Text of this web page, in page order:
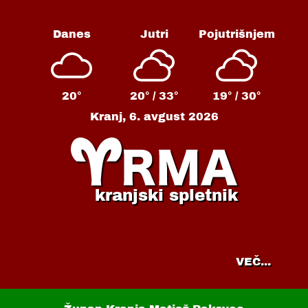
Danes
20°
Jutri
20° / 33°
Pojutrišnjem
19° / 30°
Kranj, 6. avgust 2026
kranjski spletnik
VEČ...